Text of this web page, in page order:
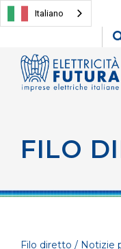
Italiano
FILO
Filo diretto / Notizie